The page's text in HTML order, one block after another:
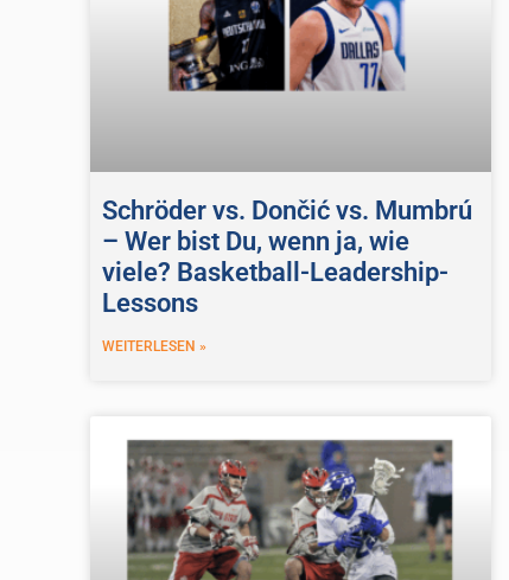
Schröder vs. Dončić vs. Mumbrú
– Wer bist Du, wenn ja, wie
viele? Basketball-Leadership-
Lessons
WEITERLESEN »